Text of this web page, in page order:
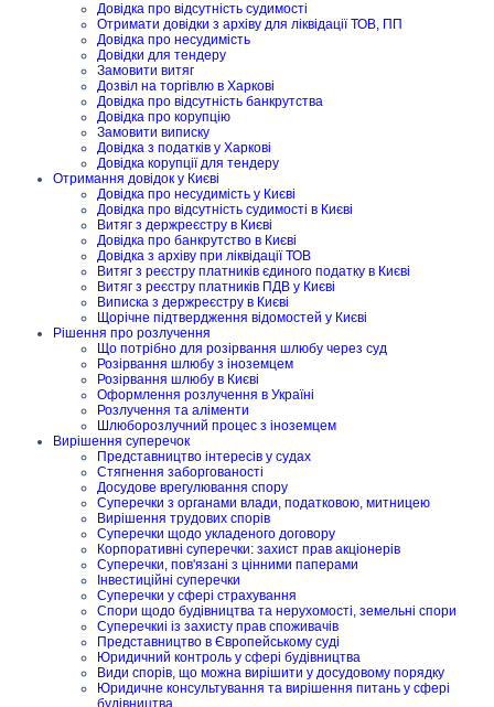
Довідка про відсутність судимості
Отримати довідки з архіву для ліквідації ТОВ, ПП
Довідка про несудимість
Довідки для тендеру
Замовити витяг
Дозвіл на торгівлю в Харкові
Довідка про відсутність банкрутства
Довідка про корупцію
Замовити виписку
Довідка з податків у Харкові
Довідка корупції для тендеру
Отримання довідок у Києві
Довідка про несудимість у Києві
Довідка про відсутність судимості в Києві
Витяг з держреєстру в Києві
Довідка про банкрутство в Києві
Довідка з архіву при ліквідації ТОВ
Витяг з реєстру платників єдиного податку в Києві
Витяг з реєстру платників ПДВ у Києві
Виписка з держреєстру в Києві
Щорічне підтвердження відомостей у Києві
Рішення про розлучення
Що потрібно для розірвання шлюбу через суд
Розірвання шлюбу з іноземцем
Розірвання шлюбу в Києві
Оформлення розлучення в Україні
Розлучення та аліменти
Шлюборозлучний процес з іноземцем
Вирішення суперечок
Представництво інтересів у судах
Стягнення заборгованості
Досудове врегулювання спору
Суперечки з органами влади, податковою, митницею
Вирішення трудових спорів
Суперечки щодо укладеного договору
Корпоративні суперечки: захист прав акціонерів
Суперечки, пов'язані з цінними паперами
Інвестиційні суперечки
Суперечки у сфері страхування
Спори щодо будівництва та нерухомості, земельні спори
Суперечкиі із захисту прав споживачів
Представництво в Європейському суді
Юридичний контроль у сфері будівництва
Види спорів, що можна вирішити у досудовому порядку
Юридичне консультування та вирішення питань у сфері
будівництва